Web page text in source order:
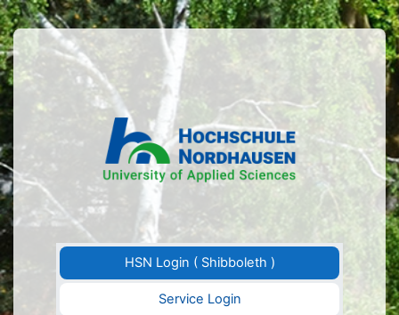
Zum Hauptinhalt
Anmelden bei
Shibboleth
Login